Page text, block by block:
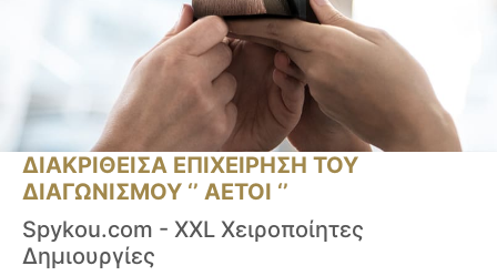
ΔΙΑΚΡΙΘΕΙΣΑ ΕΠΙΧΕΙΡΗΣΗ ΤΟΥ
ΔΙΑΓΩΝΙΣΜΟΥ ‘’ ΑΕΤΟΙ ‘’
Spykou.com - XXL Χειροποίητες
Δημιουργίες